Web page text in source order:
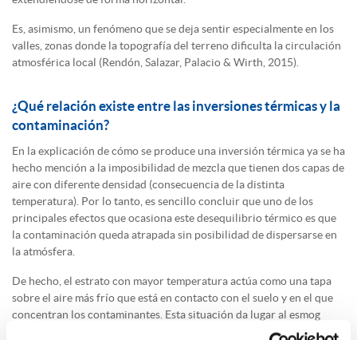
Es, asimismo, un fenómeno que se deja sentir especialmente en los
valles, zonas donde la topografía del terreno dificulta la circulación
atmosférica local (Rendón, Salazar, Palacio & Wirth, 2015).
¿Qué relación existe entre las inversiones térmicas y la
contaminación?
En la explicación de cómo se produce una inversión térmica ya se ha
hecho mención a la imposibilidad de mezcla que tienen dos capas de
aire con diferente densidad (consecuencia de la distinta
temperatura). Por lo tanto, es sencillo concluir que uno de los
principales efectos que ocasiona este desequilibrio térmico es que
la contaminación queda atrapada sin posibilidad de dispersarse en
la atmósfera.
De hecho, el estrato con mayor temperatura actúa como una tapa
sobre el aire más frío que está en contacto con el suelo y en el que
concentran los contaminantes. Esta situación da lugar al esmog
en inglés) o “boina de contaminación”, visible a varios